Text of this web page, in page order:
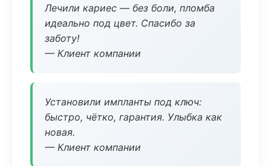
Лечили кариес — без боли, пломба
идеально под цвет. Спасибо за
заботу!
— Клиент компании
Установили импланты под ключ:
быстро, чётко, гарантия. Улыбка как
новая.
— Клиент компании